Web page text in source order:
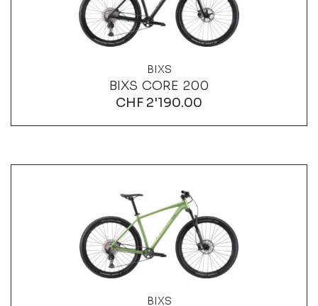
BIXS
BIXS CORE 200
CHF 2'190.00
BIXS